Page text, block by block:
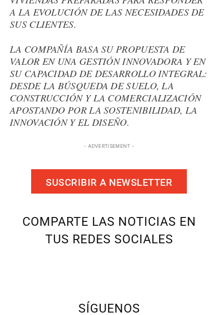
A LA EVOLUCIÓN DE LAS NECESIDADES DE
SUS CLIENTES.
LA COMPAÑÍA BASA SU PROPUESTA DE
VALOR EN UNA GESTIÓN INNOVADORA Y EN
SU CAPACIDAD DE DESARROLLO INTEGRAL:
DESDE LA BÚSQUEDA DE SUELO, LA
CONSTRUCCIÓN Y LA COMERCIALIZACIÓN
APOSTANDO POR LA SOSTENIBILIDAD, LA
INNOVACIÓN Y EL DISEÑO.
- ADVERTISEMENT -
SUSCRIBIR A NEWSLETTER
COMPARTE LAS NOTICIAS EN
TUS REDES SOCIALES
SÍGUENOS